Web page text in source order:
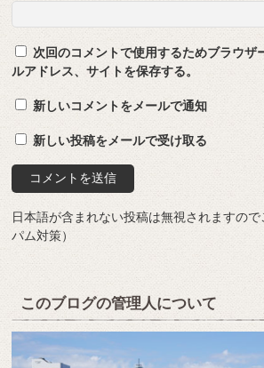
次回のコメントで使用するためブラウザ
ルアドレス、サイトを保存する。
新しいコメントをメールで通知
新しい投稿をメールで受け取る
日本語が含まれない投稿は無視されますの
パム対策）
このブログの管理人について